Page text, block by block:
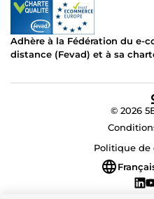
Adhère à la Fédération du e-
distance (Fevad) et à sa
© 2026
Politique de